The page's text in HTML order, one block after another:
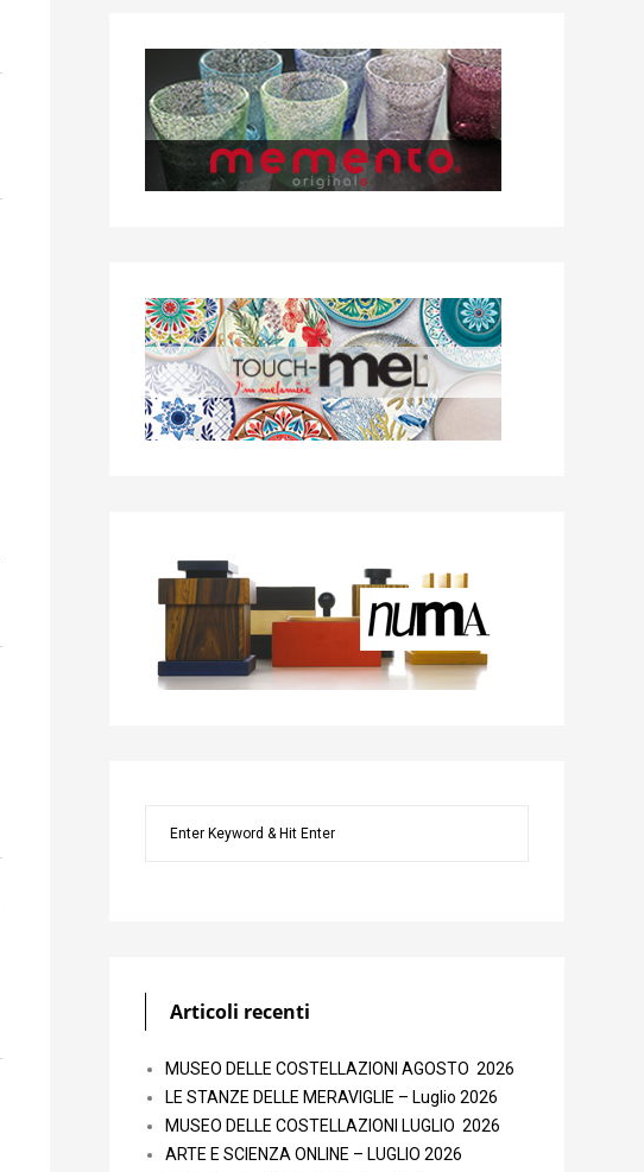
Articoli recenti
MUSEO DELLE COSTELLAZIONI AGOSTO 2026
LE STANZE DELLE MERAVIGLIE – Luglio 2026
MUSEO DELLE COSTELLAZIONI LUGLIO 2026
ARTE E SCIENZA ONLINE – LUGLIO 2026